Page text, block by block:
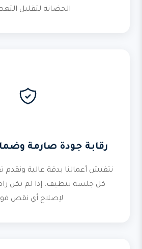
الحضانة لتقليل
رقابة جودة صارمة
نتفتش أعمالنا بدقة عالية ونقدم
كل جلسة تنظيف. إذا لم تكن
لإصلاح أي نقص